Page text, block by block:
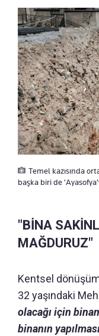
Temel kazısında
başka biri de
"BİNA
MAĞDURUZ"
Kentsel
32 yaşındaki
olacağı için
binanın